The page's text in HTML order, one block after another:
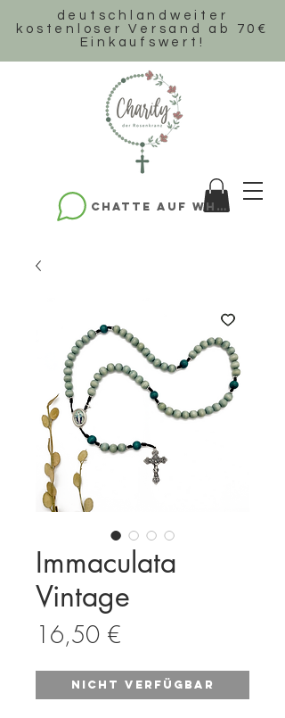
deutschlandweiter
k ostenloser Versand ab 70€
Einkaufswert!
Chatte auf WhatsApp
Immaculata
Vintage
16,50 €
Nicht verfügbar